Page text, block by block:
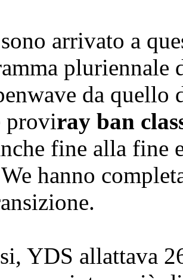
arrivato a
pluriennale
da quello
proviray ban
fine alla fine
hanno
YDS allattava